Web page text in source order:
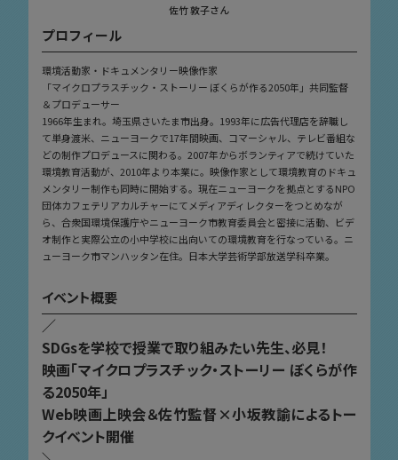
佐竹 敦子さん
プロフィール
環境活動家・ドキュメンタリー映像作家
「マイクロプラスチック・ストーリー ぼくらが作る2050年」共同監督
＆プロデューサー
1966年生まれ。埼玉県さいたま市出身。1993年に広告代理店を辞職し
て単身渡米、ニューヨークで17年間映画、コマーシャル、テレビ番組な
どの制作プロデュースに関わる。2007年からボランティアで続けていた
環境教育活動が、2010年より本業に。映像作家として環境教育のドキュ
メンタリー制作も同時に開始する。現在ニューヨークを拠点とするNPO
団体カフェテリアカルチャーにてメディアディレクターをつとめなが
ら、合衆国環境保護庁やニューヨーク市教育委員会と密接に活動、ビデ
オ制作と実際公立の小中学校に出向いての環境教育を行なっている。ニ
ューヨーク市マンハッタン在住。日本大学芸術学部放送学科卒業。
イベント概要
／
SDGsを学校で授業で取り組みたい先生、必見！
映画「マイクロプラスチック・ストーリー ぼくらが作
る2050年」
Web映画上映会＆佐竹監督×小坂教諭によるトー
クイベント開催